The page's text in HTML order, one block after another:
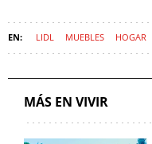
LIDL MUEBLES HOGAR
MÁS EN VIVIR